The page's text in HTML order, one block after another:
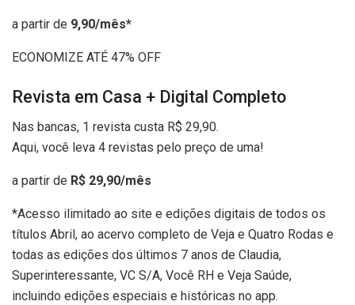
a partir de 9,90/mês*
ECONOMIZE ATÉ 47% OFF
Revista em Casa + Digital Completo
Nas bancas, 1 revista custa R$ 29,90.
Aqui, você leva 4 revistas pelo preço de uma!
a partir de R$ 29,90/mês
*Acesso ilimitado ao site e edições digitais de todos os
títulos Abril, ao acervo completo de Veja e Quatro Rodas e
todas as edições dos últimos 7 anos de Claudia,
Superinteressante, VC S/A, Você RH e Veja Saúde,
incluindo edições especiais e históricas no app.